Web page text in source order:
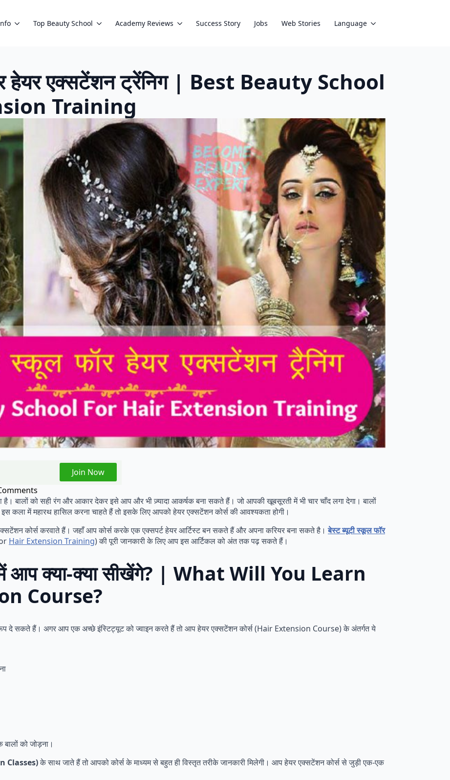
Top Beauty School Academy Reviews Success Story Jobs Web Stories Language
हेयर एक्सटेंशन ट्रेंनिग | Best Beauty School
Training
Join Now
है। बालों को सही रंग और आकार देकर इसे आप और भी ज़्यादा आकर्षक बना सकते हैं। जो आपकी खूबसूरती में भी चार चाँद लगा देगा। बालों
कला में महारथ हासिल करना चाहते हैं तो इसके लिए आपको हेयर एक्सटेंशन कोर्स की आवश्यकता होगी।
कोर्स करवाते हैं। जहाँ आप कोर्स करके एक एक्सपर्ट हेयर आर्टिस्ट बन सकते हैं और अपना करियर बना सकते है।बेस्ट ब्यूटी स्कूल फॉर
Hair Extension Training) की पूरी जानकारी के लिए आप इस आर्टिकल को अंत तक पढ़ सकते हैं।
में आप क्या-क्या सीखेंगे? | What Will You Learn
Course?
रूप दे सकते हैं। अगर आप एक अच्छे इंस्टिट्यूट को ज्वाइन करते हैं तो आप हेयर एक्सटेंशन कोर्स (Hair Extension Course) के अंतर्गत ये
को जोड़ना।
Classes)के साथ जाते हैं तो आपको कोर्स के माध्यम से बहुत ही विस्तृत तरीके जानकारी मिलेगी। आप हेयर एक्सटेंशन कोर्स से जुड़ी एक-एक